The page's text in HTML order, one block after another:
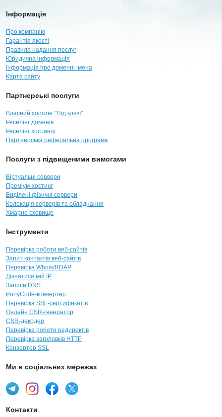
Інформація
Про компанію
Гарантія якості
Правила надання послуг
Юридична інформація
Інформація про доменні імена
Карта сайту
Партнерські послуги
Власний хостинг "Під ключ"
Реселінг доменів
Реселінг хостингу
Партнерська реферальна програма
Послуги з підвищеними вимогами
Віртуальні сервери
Преміум-хостинг
Виділені фізичні сервери
Колокація серверів та обладнання
Хмарне сховище
Інструменти
Перевірка роботи веб-сайтів
Запит контактів веб-сайтів
Перевірка Whois/RDAP
Дізнатися мій IP
Записи DNS
PunyCode-конвертер
Перевірка SSL-сертификатів
Онлайн CSR-генератор
CSR-декодер
Перевірка роботи редиректів
Перевірка заголовків HTTP
Конвертер SSL
Ми в соціальних мережах
Контакти